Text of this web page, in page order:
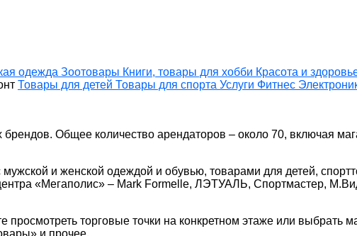
одежда Зоотовары Книги, товары для хобби Красота и
Товары для детей Товары для спорта Услуги Фитнес
Общее количество арендаторов – около 70, включая
и женской одеждой и обувью, товарами для детей,
центра «Мегаполис» – Mark Formelle, ЛЭТУАЛЬ, Спортмастер,
торговые точки на конкретном этаже или выбрать